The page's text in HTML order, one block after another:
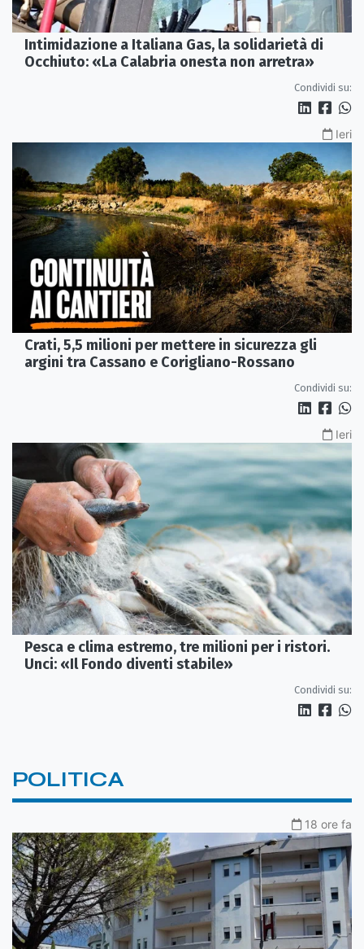
Intimidazione a Italiana Gas, la solidarietà di
Occhiuto: «La Calabria onesta non arretra»
Condividi su:
Ieri
Crati, 5,5 milioni per mettere in sicurezza gli
argini tra Cassano e Corigliano-Rossano
Condividi su:
Ieri
Pesca e clima estremo, tre milioni per i ristori.
Unci: «Il Fondo diventi stabile»
Condividi su:
POLITICA
18 ore fa